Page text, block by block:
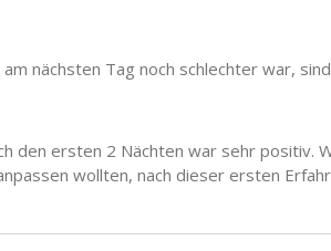
nächsten Tag noch schlechter war,
den ersten 2 Nächten war sehr positiv.
wollten, nach dieser ersten